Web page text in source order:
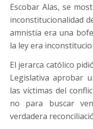
Escobar Alas, se
inconstitucionalidad
amnistía era una
la ley era
El jerarca católico
Legislativa aprobar
las víctimas del
no para buscar
verdadera